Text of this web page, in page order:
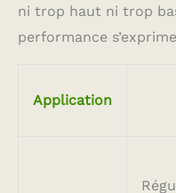
ni trop haut ni trop
performance
Application